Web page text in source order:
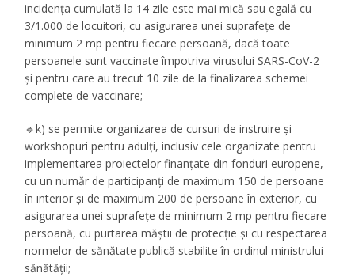
incidența cumulată la 14 zile este mai mică sau egală cu
3/1.000 de locuitori, cu asigurarea unei suprafețe de
minimum 2 mp pentru fiecare persoană, dacă toate
persoanele sunt vaccinate împotriva virusului SARS-CoV-2
și pentru care au trecut 10 zile de la finalizarea schemei
complete de vaccinare;
🔹k) se permite organizarea de cursuri de instruire și
workshopuri pentru adulți, inclusiv cele organizate pentru
implementarea proiectelor finanțate din fonduri europene,
cu un număr de participanți de maximum 150 de persoane
în interior și de maximum 200 de persoane în exterior, cu
asigurarea unei suprafețe de minimum 2 mp pentru fiecare
persoană, cu purtarea măștii de protecție și cu respectarea
normelor de sănătate publică stabilite în ordinul ministrului
sănătății;